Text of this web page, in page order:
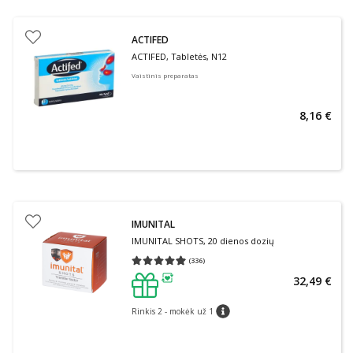
ACTIFED
ACTIFED, Tabletės, N12
Vaistinis preparatas
8,16 €
IMUNITAL
IMUNITAL SHOTS, 20 dienos dozių
(336)
Vidutinis įvertinimas 4.93
patarimas
Rinkis 2 - mokėk už 1 patarimas
32,49 €